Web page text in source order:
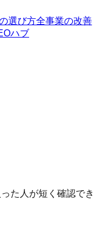
選び方全事業の改善
ハブ
た人が短く確認でき